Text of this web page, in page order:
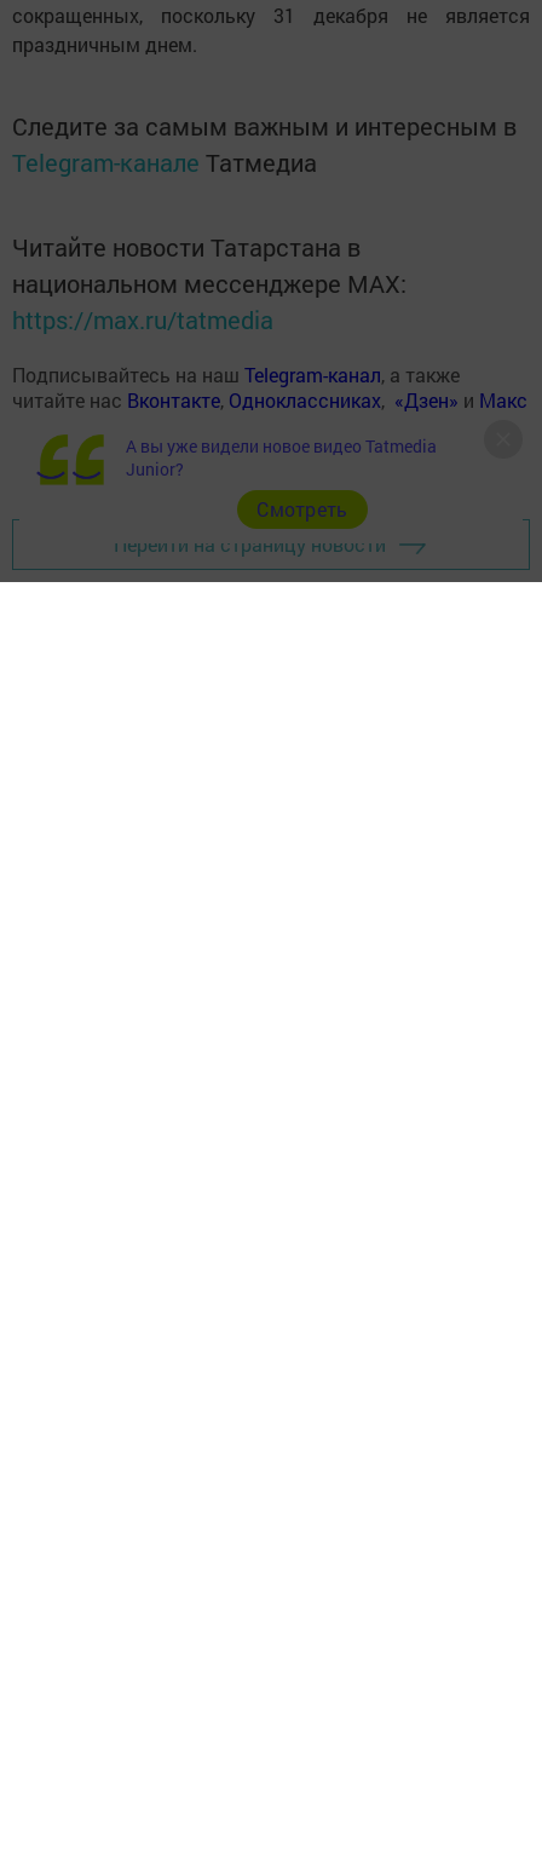
сокращенных, поскольку 31 декабря не является
праздничным днем.
Следите за самым важным и интересным в
Telegram-канале Татмедиа
Читайте новости Татарстана в
национальном мессенджере MАХ:
https://max.ru/tatmedia
Подписывайтесь на наш Telegram-канал, а также
читайте нас Вконтакте, Одноклассниках, «Дзен» и Макс
Перейти на страницу новости
А вы уже видели новое видео Tatmedia
Junior?
Cмотреть